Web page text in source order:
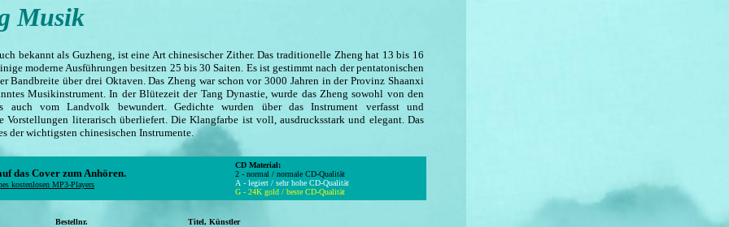
Musik
bekannt als Guzheng, ist eine Art chinesischer Zither. Das traditionelle Zheng hat 13 bis 16
moderne Ausführungen besitzen 25 bis 30 Saiten. Es ist gestimmt nach der pentatonischen
Bandbreite über drei Oktaven. Das Zheng war schon vor 3000 Jahren in der Provinz Shaanxi
Musikinstrument. In der Blütezeit der Tang Dynastie, wurde das Zheng sowohl von den
auch vom Landvolk bewundert. Gedichte wurden über das Instrument verfasst und
Vorstellungen literarisch überliefert. Die Klangfarbe ist voll, ausdrucksstark und elegant. Das
der wichtigsten chinesischen Instrumente.
das Cover zum Anhören.
kostenlosen MP3-Players
CD Material:
2 - normal / normale CD-Qualität
A - legiert / sehr hohe CD-Qualität
G - 24K gold / beste CD-Qualität
Bestellnr. Titel, Künstler